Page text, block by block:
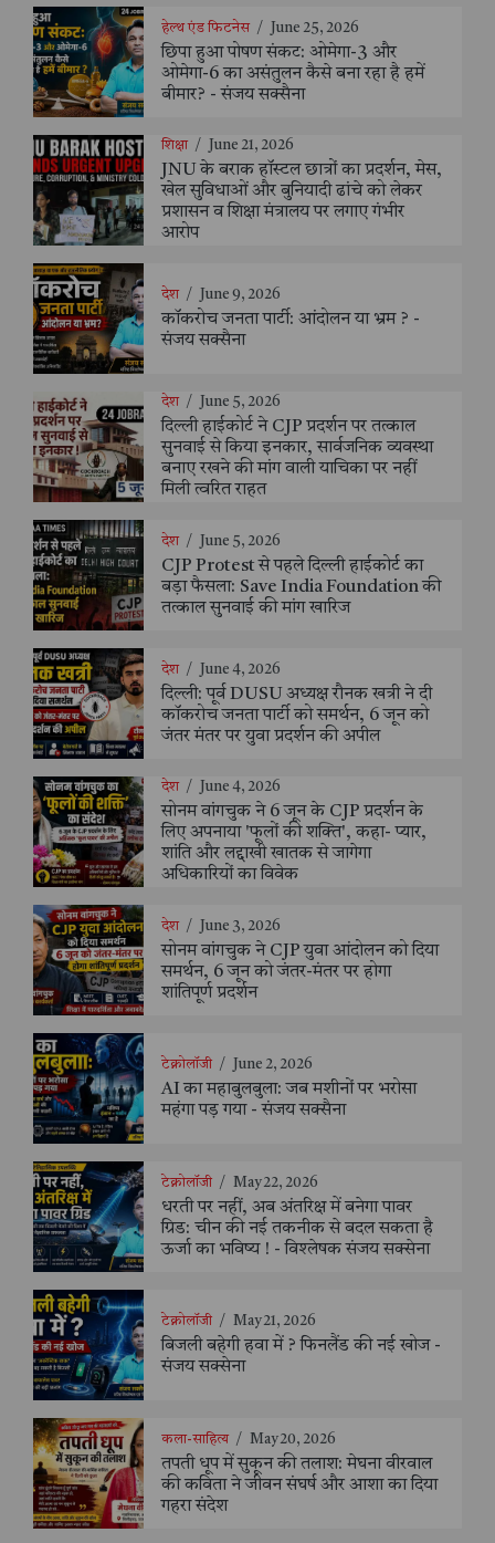
हेल्थ एंड फिटनेस / June 25, 2026
छिपा हुआ पोषण संकट: ओमेगा-3 और
ओमेगा-6 का असंतुलन कैसे बना रहा है हमें
बीमार? - संजय सक्सैना
शिक्षा / June 21, 2026
JNU के बराक हॉस्टल छात्रों का प्रदर्शन, मेस,
खेल सुविधाओं और बुनियादी ढांचे को लेकर
प्रशासन व शिक्षा मंत्रालय पर लगाए गंभीर
आरोप
देश / June 9, 2026
कॉकरोच जनता पार्टी: आंदोलन या भ्रम ? -
संजय सक्सैना
देश / June 5, 2026
दिल्ली हाईकोर्ट ने CJP प्रदर्शन पर तत्काल
सुनवाई से किया इनकार, सार्वजनिक व्यवस्था
बनाए रखने की मांग वाली याचिका पर नहीं
मिली त्वरित राहत
देश / June 5, 2026
CJP Protest से पहले दिल्ली हाईकोर्ट का
बड़ा फैसला: Save India Foundation की
तत्काल सुनवाई की मांग खारिज
देश / June 4, 2026
दिल्ली: पूर्व DUSU अध्यक्ष रौनक खत्री ने दी
कॉकरोच जनता पार्टी को समर्थन, 6 जून को
जंतर मंतर पर युवा प्रदर्शन की अपील
देश / June 4, 2026
सोनम वांगचुक ने 6 जून के CJP प्रदर्शन के
लिए अपनाया 'फूलों की शक्ति', कहा- प्यार,
शांति और लद्दाखी खातक से जागेगा
अधिकारियों का विवेक
देश / June 3, 2026
सोनम वांगचुक ने CJP युवा आंदोलन को दिया
समर्थन, 6 जून को जंतर-मंतर पर होगा
शांतिपूर्ण प्रदर्शन
टेक्नोलॉजी / June 2, 2026
AI का महाबुलबुला: जब मशीनों पर भरोसा
महंगा पड़ गया - संजय सक्सैना
टेक्नोलॉजी / May 22, 2026
धरती पर नहीं, अब अंतरिक्ष में बनेगा पावर
ग्रिड: चीन की नई तकनीक से बदल सकता है
ऊर्जा का भविष्य ! - विश्लेषक संजय सक्सेना
टेक्नोलॉजी / May 21, 2026
बिजली बहेगी हवा में ? फिनलैंड की नई खोज -
संजय सक्सेना
कला-साहित्य / May 20, 2026
तपती धूप में सुकून की तलाश: मेघना वीरवाल
की कविता ने जीवन संघर्ष और आशा का दिया
गहरा संदेश